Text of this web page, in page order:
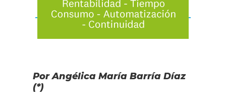
Por Angélica María Barría Díaz
(*)